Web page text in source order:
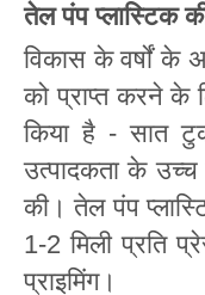
तेल पंप प्लास्टिक
विकास के वर्षों
को प्राप्त करने के
किया है - सात
उत्पादकता के
की। तेल पंप
1-2 मिली प्रति
प्राइमिंग।